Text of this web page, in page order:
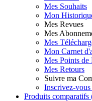
Mes Souhaits
Mon
Mes Revues
Mes
Mes
Mon Carnet
Mes Points de
Mes Retours
Suivre ma
Inscrivez-
Produits comparatifs